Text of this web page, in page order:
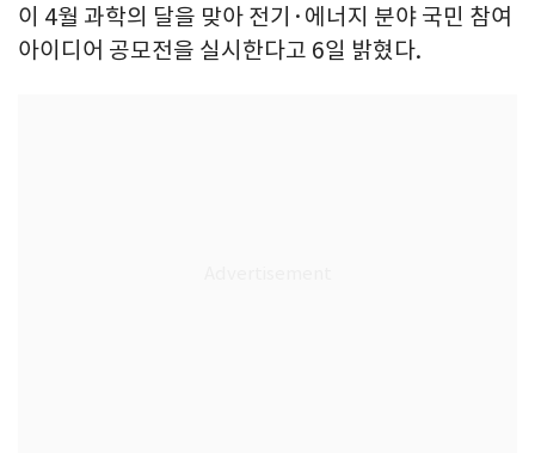
이 4월 과학의 달을 맞아 전기·에너지 분야 국민 참여
아이디어 공모전을 실시한다고 6일 밝혔다.